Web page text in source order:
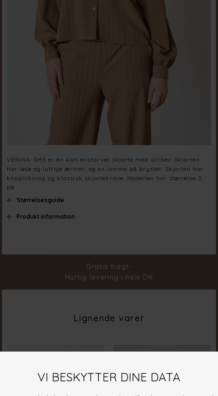
VERINA-SH3 er en kort ensfarvet skjorte med striber. Skjorten
har løse og luftige ærmer, og en lomme på brystet. Skjorten har
knaplukning og klassisk skjortekrave. Modellen har størrelse S
på
Størrelsesguide
Produkt information
Gratis fragt-
Hurtig levering i hele DK
Lignende varer